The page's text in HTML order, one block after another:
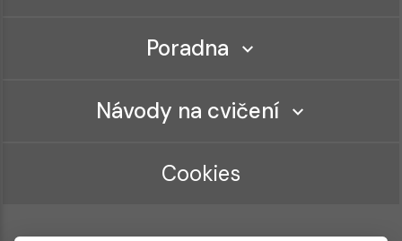
Poradna
Návody na cvičení
Cookies